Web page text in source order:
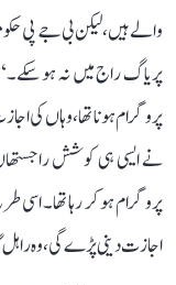
والے ہیں، لیکن بی جے پی
پریاگ راج میں نہ ہو
پروگرام ہونا تھا، وہاں کی
نے ایسی ہی کوشش
پروگرام ہو کر رہا تھا۔
اجازت دینی پڑے گی، وہ راہل